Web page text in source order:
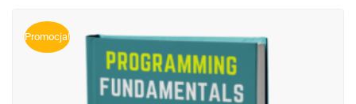
Promocja!